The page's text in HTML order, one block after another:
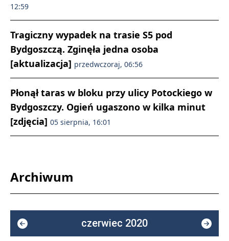
12:59
Tragiczny wypadek na trasie S5 pod
Bydgoszczą. Zginęła jedna osoba
[aktualizacja] przedwczoraj, 06:56
Płonął taras w bloku przy ulicy Potockiego w
Bydgoszczy. Ogień ugaszono w kilka minut
[zdjęcia] 05 sierpnia, 16:01
Archiwum
czerwiec 2020